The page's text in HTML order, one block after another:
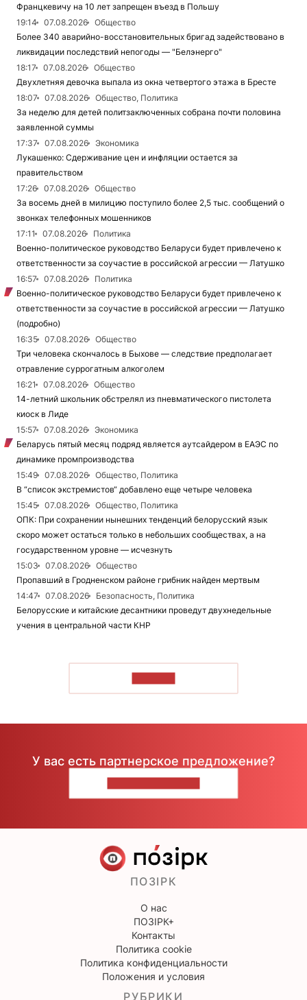
Францкевичу на 10 лет запрещен въезд в Польшу
19:14
07.08.2026
Общество
Более 340 аварийно-восстановительных бригад задействовано в
ликвидации последствий непогоды — "Белэнерго"
18:17
07.08.2026
Общество
Двухлетняя девочка выпала из окна четвертого этажа в Бресте
18:07
07.08.2026
Общество, Политика
За неделю для детей политзаключенных собрана почти половина
заявленной суммы
17:37
07.08.2026
Экономика
Лукашенко: Сдерживание цен и инфляции остается за
правительством
17:26
07.08.2026
Общество
За восемь дней в милицию поступило более 2,5 тыс. сообщений о
звонках телефонных мошенников
17:11
07.08.2026
Политика
Военно-политическое руководство Беларуси будет привлечено к
ответственности за соучастие в российской агрессии — Латушко
16:57
07.08.2026
Политика
Военно-политическое руководство Беларуси будет привлечено к
ответственности за соучастие в российской агрессии — Латушко
(подробно)
16:35
07.08.2026
Общество
Три человека скончалось в Быхове — следствие предполагает
отравление суррогатным алкоголем
16:21
07.08.2026
Общество
14-летний школьник обстрелял из пневматического пистолета
киоск в Лиде
15:57
07.08.2026
Экономика
Беларусь пятый месяц подряд является аутсайдером в ЕАЭС по
динамике промпроизводства
15:49
07.08.2026
Общество, Политика
В “список экстремистов“ добавлено еще четыре человека
15:45
07.08.2026
Общество, Политика
ОПК: При сохранении нынешних тенденций белорусский язык
скоро может остаться только в небольших сообществах, а на
государственном уровне — исчезнуть
15:03
07.08.2026
Общество
Пропавший в Гродненском районе грибник найден мертвым
14:47
07.08.2026
Безопасность, Политика
Белорусские и китайские десантники проведут двухнедельные
учения в центральной части КНР
У вас есть партнерское предложение?
ПОЗІРК
О нас
ПОЗІРК+
Контакты
Политика cookie
Политика конфиденциальности
Положения и условия
РУБРИКИ